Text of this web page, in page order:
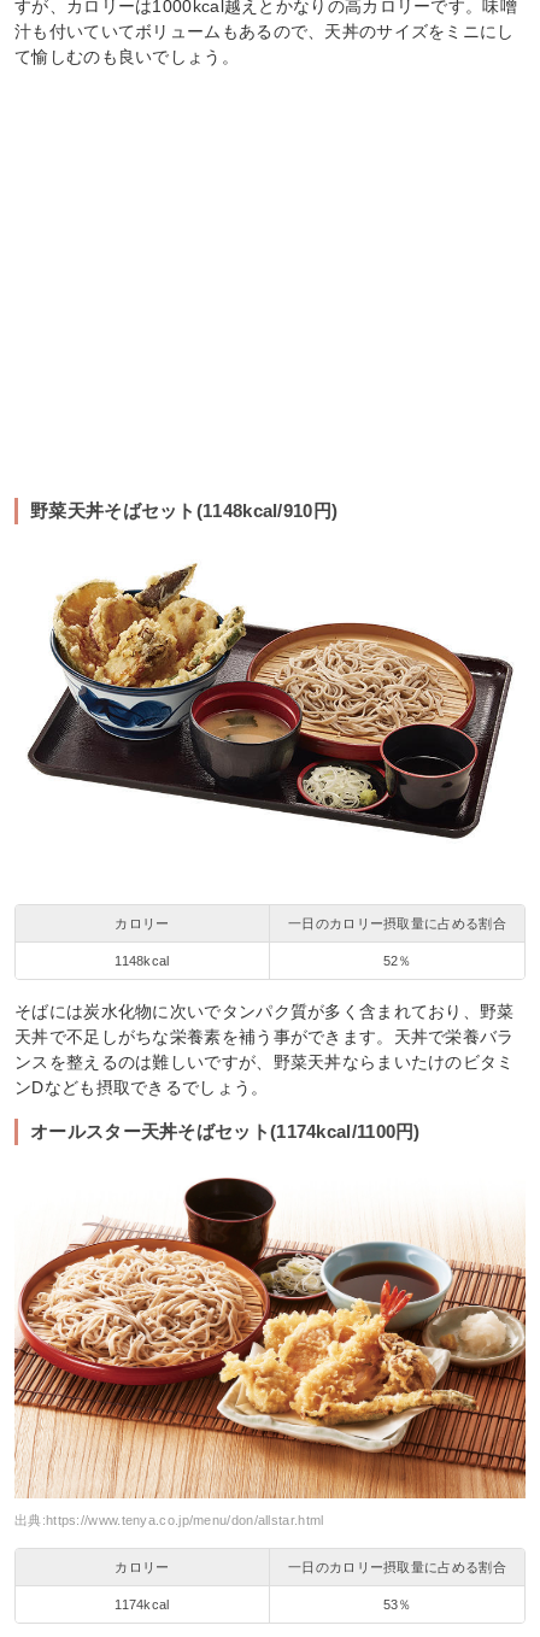
すが、カロリーは1000kcal越えとかなりの高カロリーです。味噌
汁も付いていてボリュームもあるので、天丼のサイズをミニにし
て愉しむのも良いでしょう。
野菜天丼そばセット(1148kcal/910円)
カロリー 一日のカロリー摂取量に占める割合
1148kcal 52％
そばには炭水化物に次いでタンパク質が多く含まれており、野菜
天丼で不足しがちな栄養素を補う事ができます。天丼で栄養バラ
ンスを整えるのは難しいですが、野菜天丼ならまいたけのビタミ
ンDなども摂取できるでしょう。
オールスター天丼そばセット(1174kcal/1100円)
出典:https://www.tenya.co.jp/menu/don/allstar.html
カロリー 一日のカロリー摂取量に占める割合
1174kcal 53％